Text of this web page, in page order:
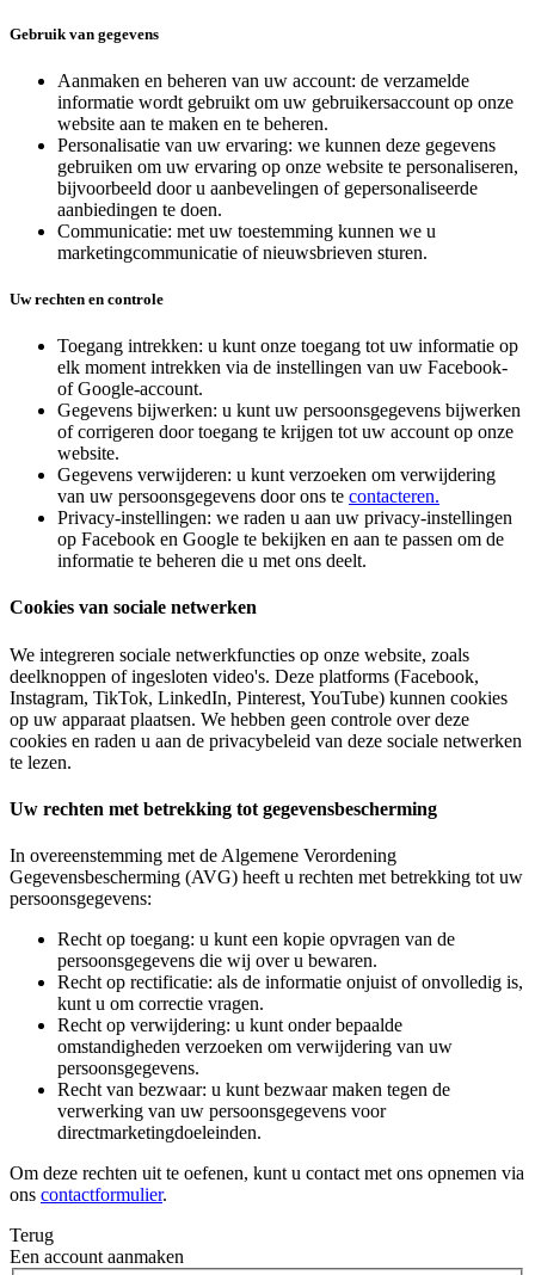
Gebruik van gegevens
Aanmaken en beheren van uw account: de verzamelde
informatie wordt gebruikt om uw gebruikersaccount op onze
website aan te maken en te beheren.
Personalisatie van uw ervaring: we kunnen deze gegevens
gebruiken om uw ervaring op onze website te personaliseren,
bijvoorbeeld door u aanbevelingen of gepersonaliseerde
aanbiedingen te doen.
Communicatie: met uw toestemming kunnen we u
marketingcommunicatie of nieuwsbrieven sturen.
Uw rechten en controle
Toegang intrekken: u kunt onze toegang tot uw informatie op
elk moment intrekken via de instellingen van uw Facebook-
of Google-account.
Gegevens bijwerken: u kunt uw persoonsgegevens bijwerken
of corrigeren door toegang te krijgen tot uw account op onze
website.
Gegevens verwijderen: u kunt verzoeken om verwijdering
van uw persoonsgegevens door ons te contacteren.
Privacy-instellingen: we raden u aan uw privacy-instellingen
op Facebook en Google te bekijken en aan te passen om de
informatie te beheren die u met ons deelt.
Cookies van sociale netwerken
We integreren sociale netwerkfuncties op onze website, zoals
deelknoppen of ingesloten video's. Deze platforms (Facebook,
Instagram, TikTok, LinkedIn, Pinterest, YouTube) kunnen cookies
op uw apparaat plaatsen. We hebben geen controle over deze
cookies en raden u aan de privacybeleid van deze sociale netwerken
te lezen.
Uw rechten met betrekking tot gegevensbescherming
In overeenstemming met de Algemene Verordening
Gegevensbescherming (AVG) heeft u rechten met betrekking tot uw
persoonsgegevens:
Recht op toegang: u kunt een kopie opvragen van de
persoonsgegevens die wij over u bewaren.
Recht op rectificatie: als de informatie onjuist of onvolledig is,
kunt u om correctie vragen.
Recht op verwijdering: u kunt onder bepaalde
omstandigheden verzoeken om verwijdering van uw
persoonsgegevens.
Recht van bezwaar: u kunt bezwaar maken tegen de
verwerking van uw persoonsgegevens voor
directmarketingdoeleinden.
Om deze rechten uit te oefenen, kunt u contact met ons opnemen via
ons contactformulier.
Terug
Een account aanmaken